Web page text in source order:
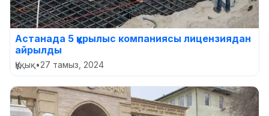
Астанада 5 құрылыс компаниясы лицензиядан
айрылды
Құқық•27 тамыз, 2024